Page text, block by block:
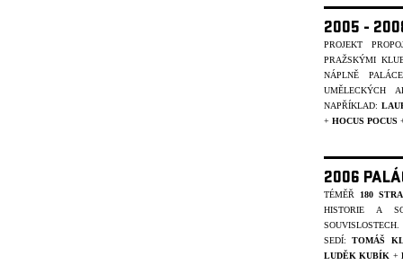
2005 -
PROJEKT
PRAŽSKÝMI
NÁPLNĚ
UMĚLECKÝCH
NAPŘÍKLAD:
+ HOCUS POCUS
2006
TÉMĚŘ 180
HISTORIE A
SEDÍ:TOMÁŠ
LUDĚK KUBÍK +